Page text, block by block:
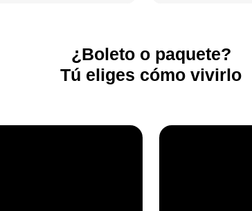
¿Boleto o paquete?
Tú eliges cómo vivirlo